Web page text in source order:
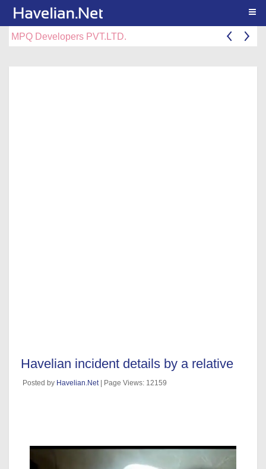
MPQ Developers PVT.LTD.
Havelian incident details by a relative
Posted by Havelian.Net| Page Views: 12159